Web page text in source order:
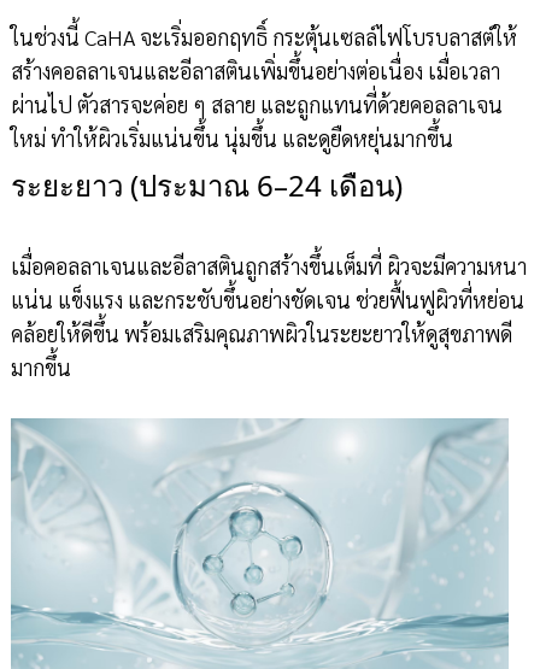
ในช่วงนี้ CaHA จะเริ่มออกฤทธิ์ กระตุ้นเซลล์ไฟโบรบลาสต์ให้
สร้างคอลลาเจนและอีลาสตินเพิ่มขึ้นอย่างต่อเนื่อง เมื่อเวลา
ผ่านไป ตัวสารจะค่อย ๆ สลาย และถูกแทนที่ด้วยคอลลาเจน
ใหม่ ทำให้ผิวเริ่มแน่นขึ้น นุ่มขึ้น และดูยืดหยุ่นมากขึ้น
ระยะยาว (ประมาณ 6–24 เดือน)
เมื่อคอลลาเจนและอีลาสตินถูกสร้างขึ้นเต็มที่ ผิวจะมีความหนา
แน่น แข็งแรง และกระชับขึ้นอย่างชัดเจน ช่วยฟื้นฟูผิวที่หย่อน
คล้อยให้ดีขึ้น พร้อมเสริมคุณภาพผิวในระยะยาวให้ดูสุขภาพดี
มากขึ้น